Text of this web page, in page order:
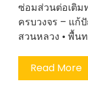
ซ่อมส่วนต่อเติ
ครบวงจร – แก้
สวนหลวง • พื้น
Read More